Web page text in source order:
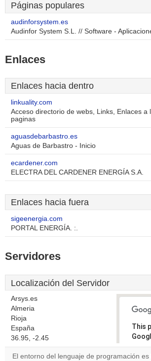
Páginas populares
audinforsystem.es
Audinfor System S.L. // Software -
Enlaces
Enlaces hacia dentro
linkuality.com
Acceso directorio de webs, Links, Enlaces a
paginas
aguasdebarbastro.es
Aguas de Barbastro - Inicio
ecardener.com
ELECTRA DEL CARDENER ENERGÍA S.A.
Enlaces hacia fuera
sigeenergia.com
PORTAL ENERGÍA. :.
Servidores
Localización del Servidor
Arsys.es
Almeria
Rioja
España
36.95, -2.45
This
El entorno del lenguaje de programación es